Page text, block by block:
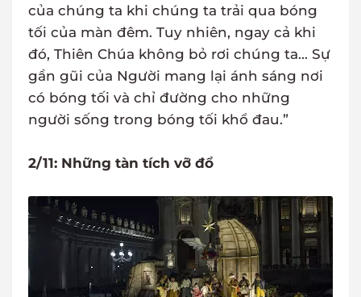
của chúng ta khi chúng ta trải qua bóng
tối của màn đêm. Tuy nhiên, ngay cả khi
đó, Thiên Chúa không bỏ rơi chúng ta... Sự
gần gũi của Người mang lại ánh sáng nơi
có bóng tối và chỉ đường cho những
người sống trong bóng tối khổ đau.”
2/11: Những tàn tích vỡ đổ